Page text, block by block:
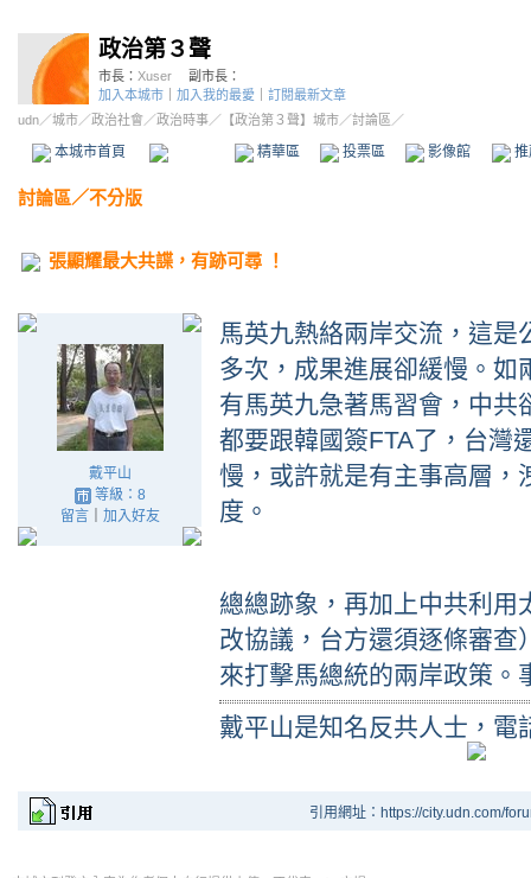
政治第３聲
市長： Xuser
副市長：
加入本城市
加入我的最愛
訂閱最新文章
udn／城市／政治社會 ／政治時事／ 【政治第３聲】城市／討論區／
本城市首頁 精華區 投票區 影像館
討論區／不分版
張顯耀最大共諜，有跡可尋 ！
戴平山
等級：8
留言｜ 加入好友
馬英九熱絡兩岸交流，這是
多次，成果進展卻緩慢。如
有馬英九急著馬習會，中共
都要跟韓國簽FTA了，台灣
慢，或許就是有主事高層，
度。
總總跡象，再加上中共利用
改協議，台方還須逐條審查
來打擊馬總統的兩岸政策。
戴平山是知名反共人士，電
引用網址：https://city.udn.com/